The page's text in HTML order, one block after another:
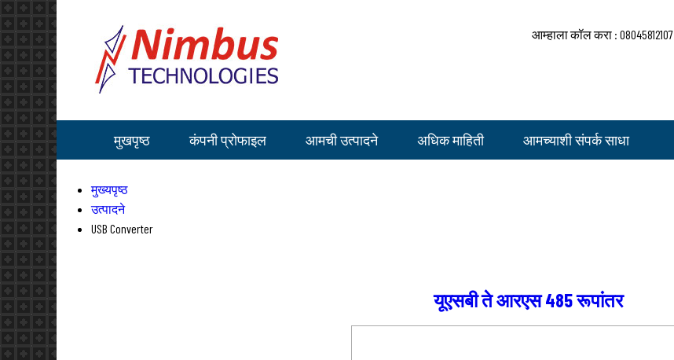
आम्हाला कॉल करा : 08045812107
मुखपृष्ठ कंपनी प्रोफाइल आमची उत्पादने अधिक माहिती आमच्याशी संपर्क साधा
मुख्यपृष्ठ
उत्पादने
USB Converter
यूएसबी ते आरएस 485 रूपांतर